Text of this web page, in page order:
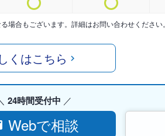
場合もございます。詳細はお問い合わせください。
くはこちら
24時間受付中
Webで相談